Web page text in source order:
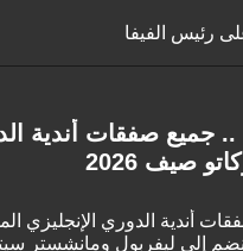
رئيس الفيفا
.. جميع صفقات أندية
صيف 2026
أندية الدوري الإنجليزي